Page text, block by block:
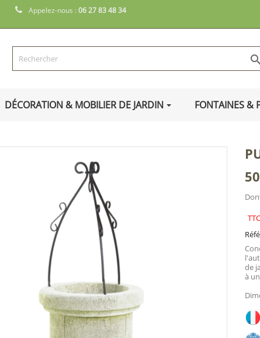
Appelez-nous :06 27 83 48 34

DÉCORATION & MOBILIER DE JARDIN FONTAINES &
de
à